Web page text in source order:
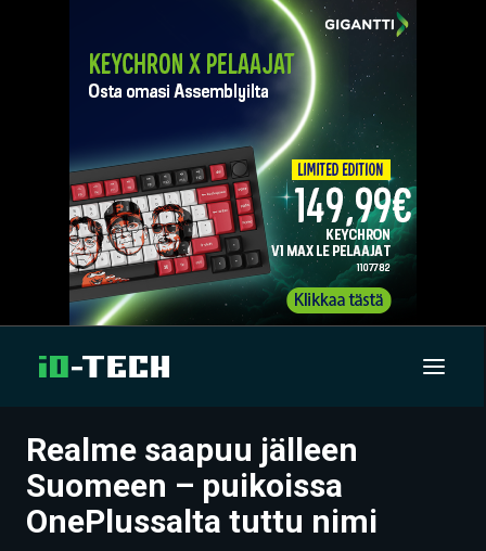
UUTISET
ARTIKKELIT
Realme saapuu jälleen
Suomeen – puikoissa
OnePlussalta tuttu nimi